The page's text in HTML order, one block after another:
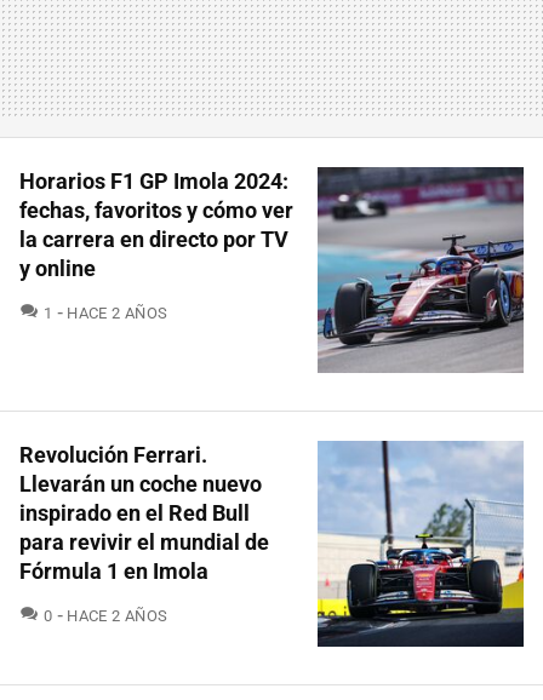
Horarios F1 GP Imola 2024:
fechas, favoritos y cómo ver
la carrera en directo por TV
y online
1 COMENTARIOS
HACE 2 AÑOS
Revolución Ferrari.
Llevarán un coche nuevo
inspirado en el Red Bull
para revivir el mundial de
Fórmula 1 en Imola
0 COMENTARIOS
HACE 2 AÑOS